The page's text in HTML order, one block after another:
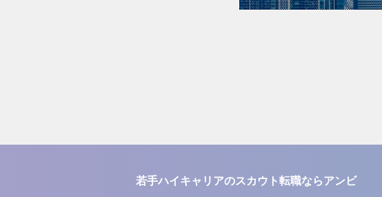
若手ハイキャリアのスカウト転職ならアンビ